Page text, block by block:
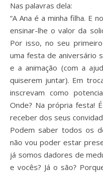
Nas palavras dela:
“A Ana é a minha filha. E
ensinar-lhe o valor da
Por isso, no seu
uma festa de aniversário
e a animação (com a
quiserem juntar). Em
inscrevam como
Onde? Na própria festa!
receber dos seus
Podem saber todos os
não vou poder estar
já somos dadores de
e vocês? Já o são?